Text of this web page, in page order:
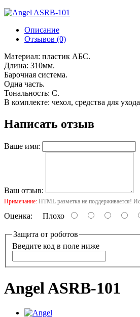
Описание
Отзывов (0)
Материал: пластик АБС.
Длина: 310мм.
Барочная система.
Одна часть.
Тональность: C.
В комплекте: чехол, средства для
Написать отзыв
Ваше имя:
Ваш отзыв:
Примечание: HTML разметка не поддерживается!
Оценка: Плохо
Защита от роботов
Введите код в поле ниже
Angel ASRB-101